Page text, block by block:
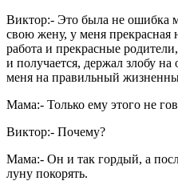
Виктор:- Это была не ошибка
свою жену, у меня прекрасная
работа и прекрасные
и получается, держал злобу на
меня на правильный
Мама:- Только ему этого не
Виктор:- Почему?
Мама:- Он и так гордый, а
луну покорять.